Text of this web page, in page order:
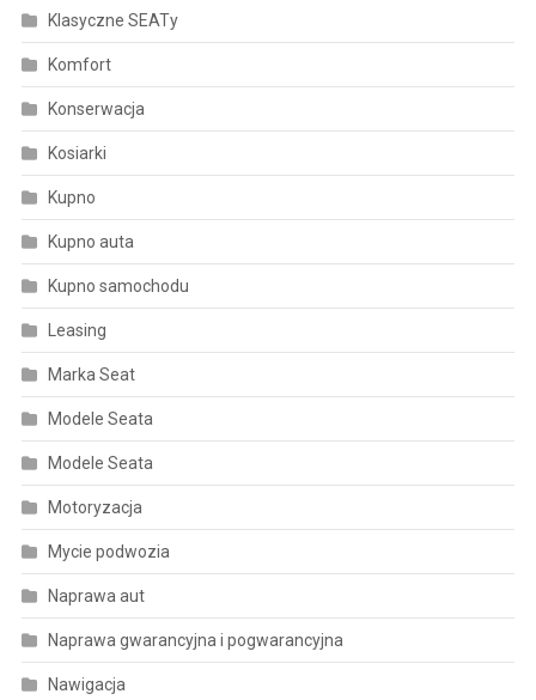
Klasyczne SEATy
Komfort
Konserwacja
Kosiarki
Kupno
Kupno auta
Kupno samochodu
Leasing
Marka Seat
Modele Seata
Modele Seata
Motoryzacja
Mycie podwozia
Naprawa aut
Naprawa gwarancyjna i pogwarancyjna
Nawigacja